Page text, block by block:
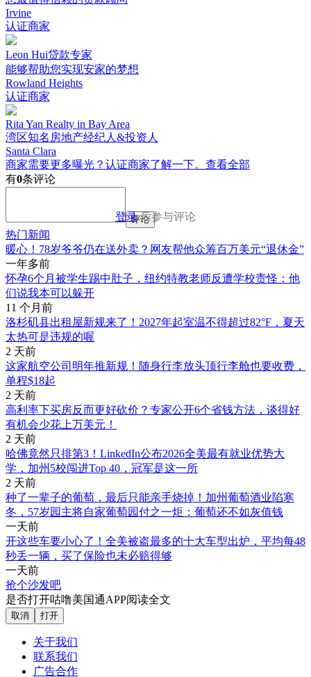
Irvine
认证商家
Leon Hui贷款专家
能够帮助您实现安家的梦想
Rowland Heights
认证商家
Rita Yan Realty in Bay Area
湾区知名房地产经纪人&投资人
Santa Clara
商家需要更多曝光？认证商家了解一下。 查看全部
有0条评论
登录后参与评论
评论
热门新闻
暖心！78岁爷爷仍在送外卖？网友帮他众筹百万美元“退休金”
一年多前
怀孕6个月被学生踢中肚子，纽约特教老师反遭学校责怪：他
们说我本可以躲开
11 个月前
洛杉矶县出租屋新规来了！2027年起室温不得超过82°F，夏天
太热可是违规的喔
2 天前
这家航空公司明年推新规！随身行李放头顶行李舱也要收费，
单程$18起
2 天前
高利率下买房反而更好砍价？专家公开6个省钱方法，谈得好
有机会少花上万美元！
2 天前
哈佛竟然只排第3！LinkedIn公布2026全美最有就业优势大
学，加州5校闯进Top 40，冠军是这一所
2 天前
种了一辈子的葡萄，最后只能亲手烧掉！加州葡萄酒业陷寒
冬，57岁园主将自家葡萄园付之一炬：葡萄还不如灰值钱
一天前
开这些车要小心了！全美被盗最多的十大车型出炉，平均每48
秒丢一辆，买了保险也未必赔得够
一天前
抢个沙发吧
是否打开咕噜美国通APP阅读全文
取消 打开
关于我们
联系我们
广告合作